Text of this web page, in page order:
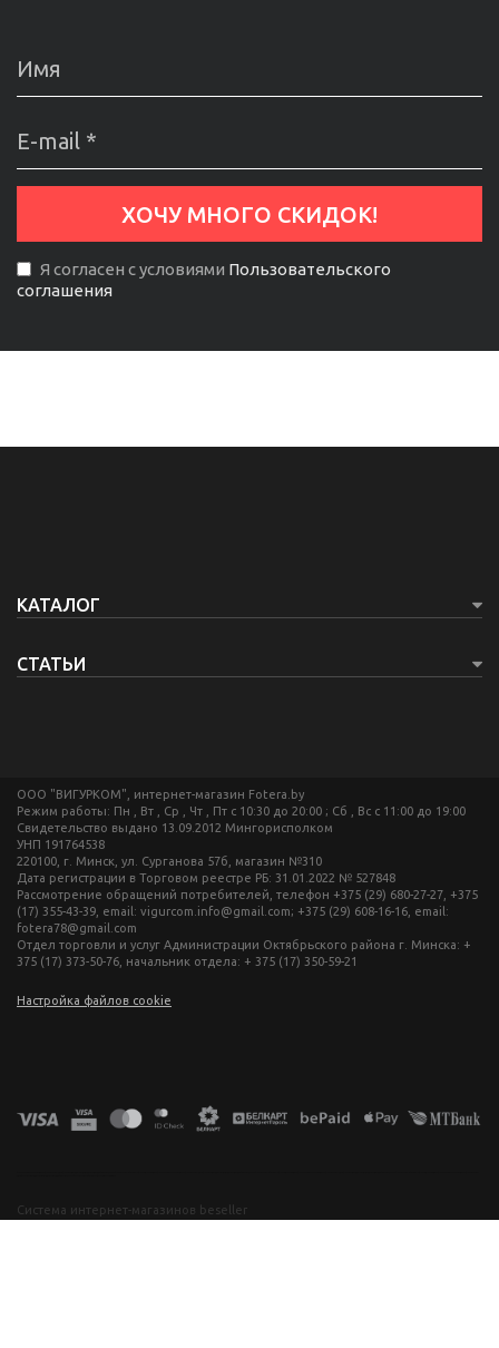
Я согласен с условиями Пользовательского
соглашения
КАТАЛОГ
СТАТЬИ
ООО "ВИГУРКОМ", интернет-магазин Fotera.by
Режим работы: Пн , Вт , Ср , Чт , Пт c 10:30 до 20:00 ; Сб , Вс c 11:00 до 19:00
Свидетельство выдано 13.09.2012 Мингорисполком
УНП 191764538
220100, г. Минск, ул. Сурганова 57б, магазин №310
Дата регистрации в Торговом реестре РБ: 31.01.2022 № 527848
Рассмотрение обращений потребителей, телефон +375 (29) 680-27-27, +375
(17) 355-43-39, email: vigurcom.info@gmail.com; +375 (29) 608-16-16, email:
fotera78@gmail.com
Отдел торговли и услуг Администрации Октябрьского района г. Минска: +
375 (17) 373-50-76, начальник отдела: + 375 (17) 350-59-21
Настройка файлов cookie
Система интернет-магазинов beseller